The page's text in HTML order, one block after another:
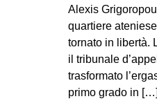
DIRITTO
Alexis
quartiere
tornato in libertà.
il tribunale
trasformato
primo grado in […]